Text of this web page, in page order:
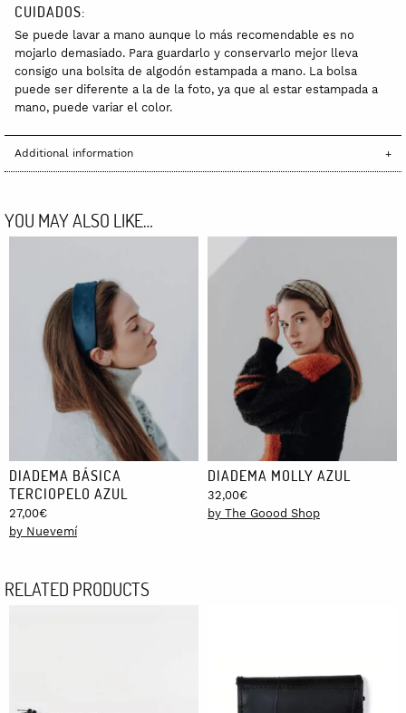
CUIDADOS:
Se puede lavar a mano aunque lo más recomendable es no
mojarlo demasiado. Para guardarlo y conservarlo mejor lleva
consigo una bolsita de algodón estampada a mano. La bolsa
puede ser diferente a la de la foto, ya que al estar estampada a
mano, puede variar el color.
Additional information
YOU MAY ALSO LIKE…
DIADEMA BÁSICA
TERCIOPELO AZUL
27,00€
by Nuevemí
DIADEMA MOLLY AZUL
32,00€
by The Goood Shop
RELATED PRODUCTS